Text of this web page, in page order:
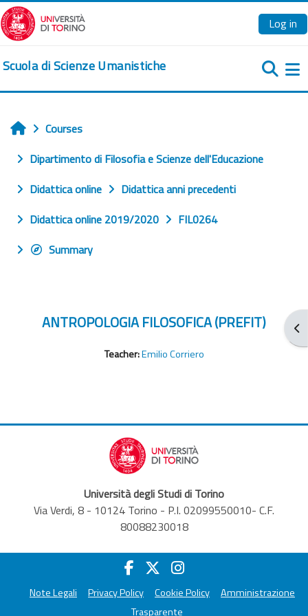
Skip to main content
Log in
Scuola di Scienze Umanistiche
Home
Courses
Dipartimento di Filosofia e Scienze dell'Educazione
Didattica online
Didattica anni precedenti
Didattica online 2019/2020
FIL0264
Summary
ANTROPOLOGIA FILOSOFICA (PREFIT)
Teacher:Emilio Corriero
Università degli Studi di Torino
Via Verdi, 8 - 10124 Torino - P.I. 02099550010- C.F.
80088230018
Note Legali Privacy Policy Cookie Policy
Amministrazione
Trasparente